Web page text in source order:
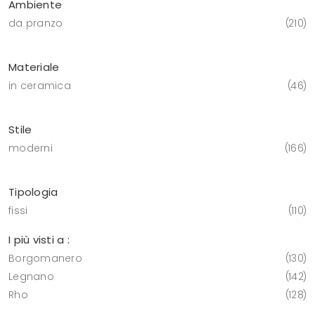
Ambiente
da pranzo 210
Materiale
in ceramica 46
Stile
moderni 166
Tipologia
fissi 110
I più visti a :
Borgomanero
130
Legnano
142
Rho
128